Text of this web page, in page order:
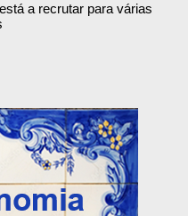
a recrutar para várias